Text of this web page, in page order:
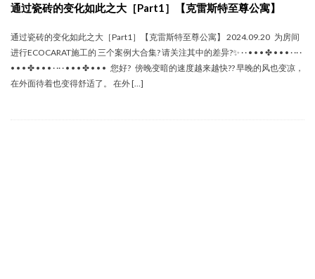
通过瓷砖的变化如此之大［Part1］【克雷斯特至尊公寓】
通过瓷砖的变化如此之大［Part1］【克雷斯特至尊公寓】 2024.09.20 为房间
进行ECOCARAT施工的 三个案例大合集? 请关注其中的差异?✨ · · • • • ✤ • • • · ·· ·
• • • ✤ • • • · ·· · • • • ✤ • • • 您好? 傍晚变暗的速度越来越快?? 早晚的风也变凉，
在外面待着也变得舒适了。 在外 […]